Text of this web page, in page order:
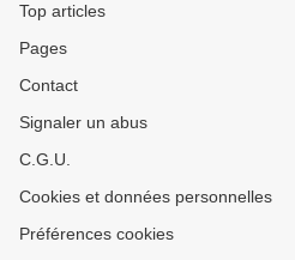
Top articles
Pages
Contact
Signaler un abus
C.G.U.
Cookies et données personnelles
Préférences cookies